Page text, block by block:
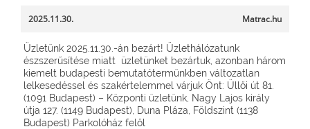
2025.11.30. Matrac.hu
Üzletünk 2025.11.30.-án bezárt! Üzlethálózatunk
észszerűsítése miatt üzletünket bezártuk, azonban három
kiemelt budapesti bemutatótermünkben változatlan
lelkesedéssel és szakértelemmel várjuk Önt: Üllői út 81.
(1091 Budapest) – Központi üzletünk, Nagy Lajos király
útja 127. (1149 Budapest), Duna Pláza, Földszint (1138
Budapest) Parkolóház felől